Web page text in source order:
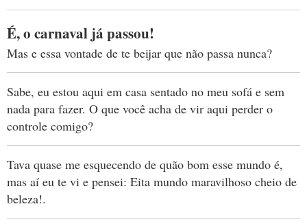
É, o carnaval já passou!
Mas e essa vontade de te beijar que não passa nunca?
Sabe, eu estou aqui em casa sentado no meu sofá e sem
nada para fazer. O que você acha de vir aqui perder o
controle comigo?
Tava quase me esquecendo de quão bom esse mundo é,
mas aí eu te vi e pensei: Eita mundo maravilhoso cheio de
beleza!.